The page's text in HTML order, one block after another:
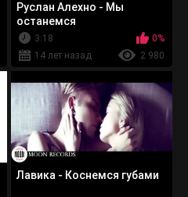
Руслан Алехно - Мы
останемся
3:18
0%
14 лет назад
2 980
Лавика - Коснемся губами